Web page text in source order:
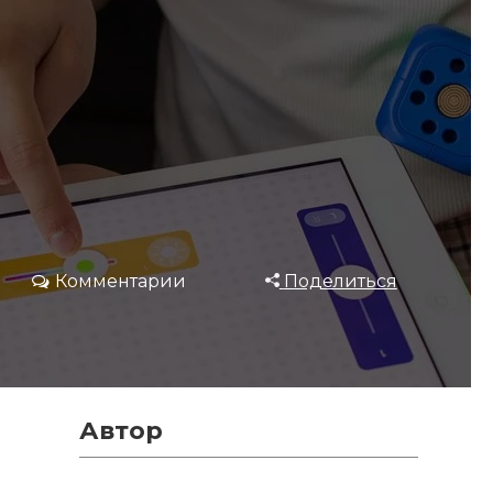
Комментарии Поделиться
Автор